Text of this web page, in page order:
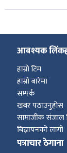
आबश्यक
हाम्रो टिम
हाम्रो बारेमा
सम्पर्क
खबर पठाउनुहोस
सामाजीक संजाल
बिज्ञापनको लागी
पत्राचार ठेगाना